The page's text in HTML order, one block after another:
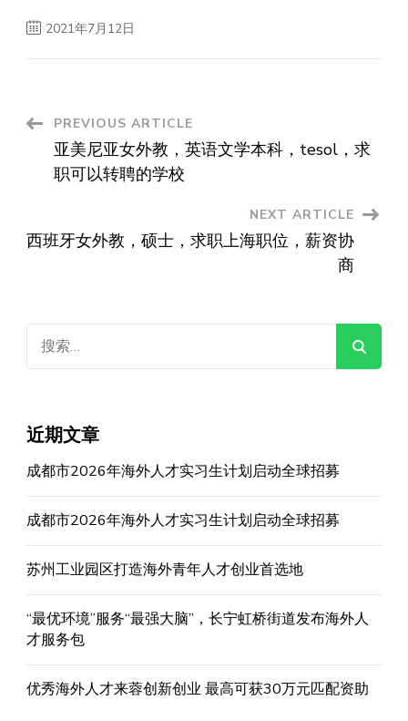
2021年7月12日
Post
Navigation
PREVIOUS ARTICLE
亚美尼亚女外教，英语文学本科，tesol，求
职可以转聘的学校
NEXT ARTICLE
西班牙女外教，硕士，求职上海职位，薪资协
商
索：
近期文章
成都市2026年海外人才实习生计划启动全球招募
成都市2026年海外人才实习生计划启动全球招募
苏州工业园区打造海外青年人才创业首选地
“最优环境”服务“最强大脑”，长宁虹桥街道发布海外人
才服务包
优秀海外人才来蓉创新创业 最高可获30万元匹配资助